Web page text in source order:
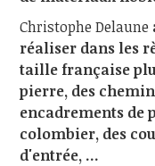
Christophe Delaune
réaliser dans les
taille française
pierre, des
encadrements de
colombier, des
d'entrée, ...